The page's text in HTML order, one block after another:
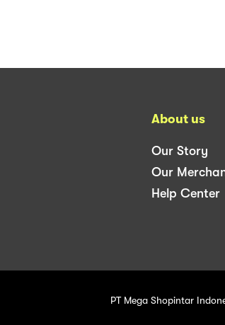
About us
Our Story
Our
Help Center
PT Mega Shopintar